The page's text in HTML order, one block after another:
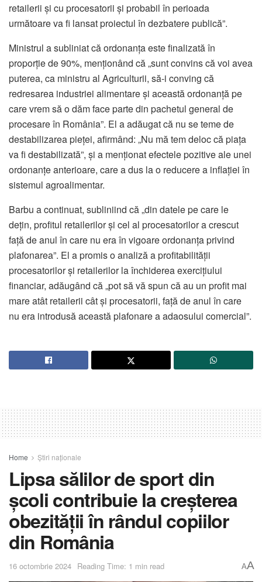
retailerii și cu procesatorii și probabil în perioada
următoare va fi lansat proiectul în dezbatere publică”.
Ministrul a subliniat că ordonanța este finalizată în
proporție de 90%, menționând că „sunt convins că voi avea
puterea, ca ministru al Agriculturii, să-i conving că
redresarea industriei alimentare și această ordonanță pe
care vrem să o dăm face parte din pachetul general de
procesare în România”. El a adăugat că nu se teme de
destabilizarea pieței, afirmând: „Nu mă tem deloc că piața
va fi destabilizată”, și a menționat efectele pozitive ale unei
ordonanțe anterioare, care a dus la o reducere a inflației în
sistemul agroalimentar.
Barbu a continuat, subliniind că „din datele pe care le
dețin, profitul retailerilor și cel al procesatorilor a crescut
față de anul în care nu era în vigoare ordonanța privind
plafonarea”. El a promis o analiză a profitabilității
procesatorilor și retailerilor la închiderea exercițiului
financiar, adăugând că „pot să vă spun că au un profit mai
mare atât retailerii cât și procesatorii, față de anul în care
nu era introdusă această plafonare a adaosului comercial”.
Home Știri naționale
Lipsa sălilor de sport din
școli contribuie la creșterea
obezității în rândul copiilor
din România
16 octombrie 2024 Reading Time: 1 min read AA